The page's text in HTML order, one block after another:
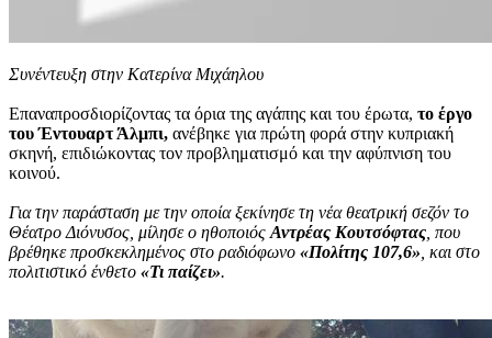
Συνέντευξη στην Κατερίνα Μιχάηλου
Επαναπροσδιορίζοντας τα όρια της αγάπης και του έρωτα, το έργο
του Έντουαρτ Άλμπι, ανέβηκε για πρώτη φορά στην κυπριακή
σκηνή, επιδιώκοντας τον προβληματισμό και την αφύπνιση του
κοινού.
Για την παράσταση με την οποία ξεκίνησε τη νέα θεατρική σεζόν το
Θέατρο Διόνυσος, μίλησε ο ηθοποιός Αντρέας Κουτσόφτας , που
βρέθηκε προσκεκλημένος στο ραδιόφωνο «Πολίτης 107,6» , και στο
πολιτιστικό ένθετο «Τι παίζει».